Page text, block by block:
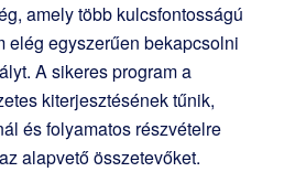
amely több kulcsfontosságú
elég egyszerűen bekapcsolni
A sikeres program a
kiterjesztésének tűnik,
és folyamatos részvételre
alapvető összetevőket.